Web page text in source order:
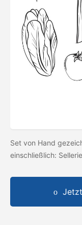
Set von Hand
einschließlich: